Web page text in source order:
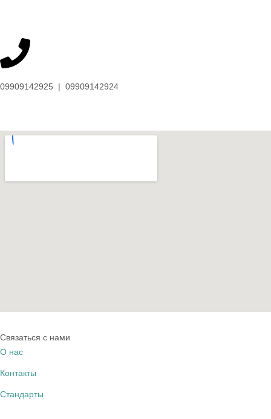
09909142925 | 09909142924
Связаться с нами
О нас
Контакты
Стандарты